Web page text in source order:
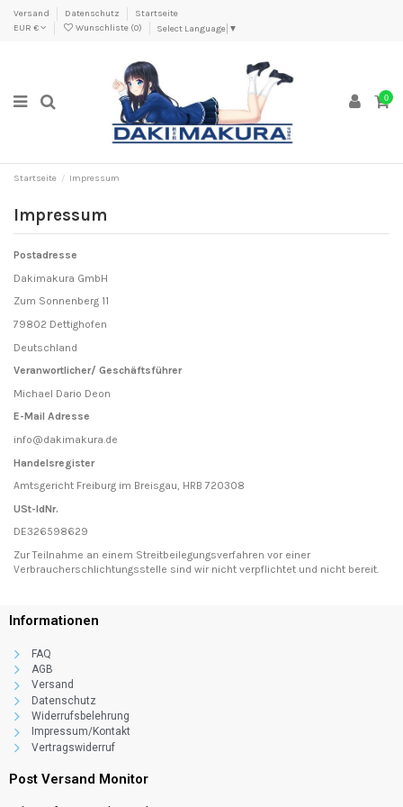
Versand Datenschutz
Startseite
EUR €
Wunschliste (0) Select Language ▼
0
Startseite Impressum
Impressum
Postadresse
Dakimakura GmbH
Zum Sonnenberg 11
79802 Dettighofen
Deutschland
Veranwortlicher/ Geschäftsführer
Michael Dario Deon
E-Mail Adresse
info@dakimakura.de
Handelsregister
Amtsgericht Freiburg im Breisgau, HRB 720308
USt-IdNr.
DE326598629
Zur Teilnahme an einem Streitbeilegungsverfahren vor einer
Verbraucherschlichtungsstelle sind wir nicht verpflichtet und nicht bereit.
Informationen
FAQ
AGB
Versand
Datenschutz
Widerrufsbelehrung
Impressum/Kontakt
Vertragswiderruf
Post Versand Monitor